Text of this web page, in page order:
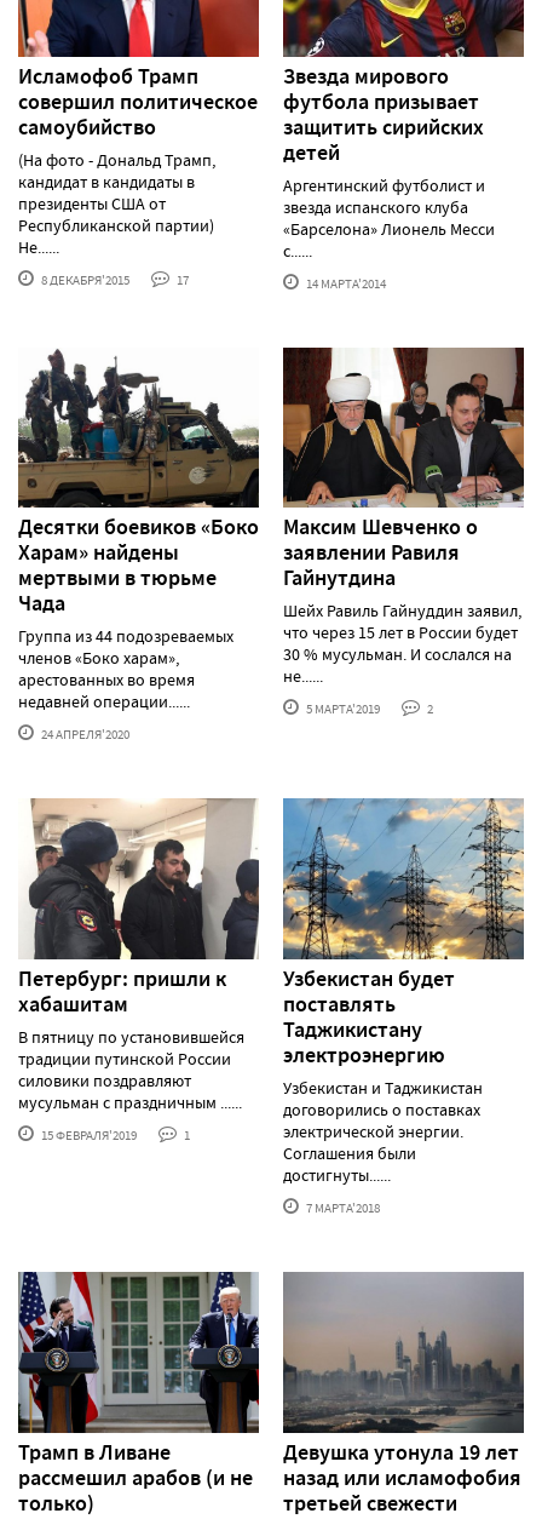
Исламофоб Трамп
совершил политическое
самоубийство
(На фото - Дональд Трамп,
кандидат в кандидаты в
президенты США от
Республиканской партии)
Не......
8 ДЕКАБРЯ'2015 17
Звезда мирового
футбола призывает
защитить сирийских
детей
Аргентинский футболист и
звезда испанского клуба
«Барселона» Лионель Месси
с......
14 МАРТА'2014
Десятки боевиков «Боко
Харам» найдены
мертвыми в тюрьме
Чада
Группа из 44 подозреваемых
членов «Боко харам»,
арестованных во время
недавней операции......
24 АПРЕЛЯ'2020
Максим Шевченко о
заявлении Равиля
Гайнутдина
Шейх Равиль Гайнуддин заявил,
что через 15 лет в России будет
30 % мусульман. И сослался на
не......
5 МАРТА'2019 2
Петербург: пришли к
хабашитам
В пятницу по установившейся
традиции путинской России
силовики поздравляют
мусульман с праздничным ......
15 ФЕВРАЛЯ'2019 1
Узбекистан будет
поставлять
Таджикистану
электроэнергию
Узбекистан и Таджикистан
договорились о поставках
электрической энергии.
Соглашения были
достигнуты......
7 МАРТА'2018
Трамп в Ливане
рассмешил арабов (и не
только)
Девушка утонула 19 лет
назад или исламофобия
третьей свежести